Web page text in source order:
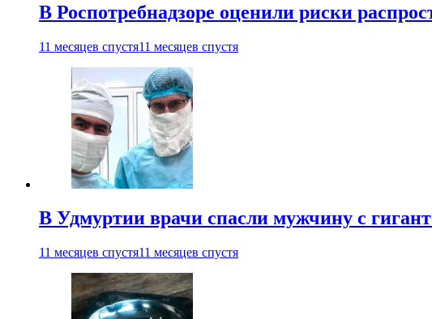
В Роспотребнадзоре оценили риски
11 месяцев спустя11 месяцев спустя
В Удмуртии врачи спасли мужчину с
11 месяцев спустя11 месяцев спустя